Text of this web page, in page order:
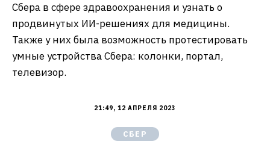
Сбера в сфере здравоохранения и узнать о
продвинутых ИИ-решениях для медицины.
Также у них была возможность протестировать
умные устройства Сбера: колонки, портал,
телевизор.
21:49, 12 АПРЕЛЯ 2023
СБЕР